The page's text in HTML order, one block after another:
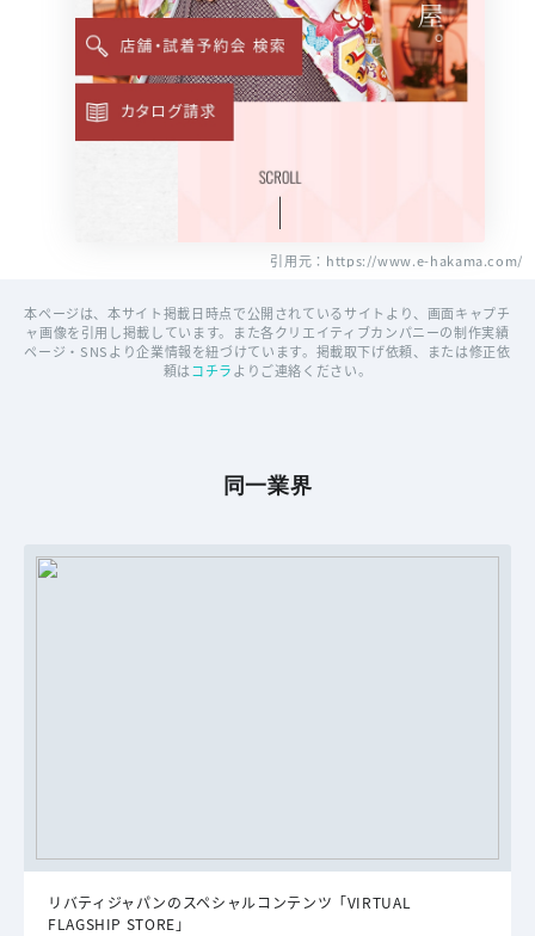
引用元：https://www.e-hakama.com/
本ページは、本サイト掲載日時点で公開されているサイトより、画面キャプチ
ャ画像を引用し掲載しています。また各クリエイティブカンパニーの制作実績
ページ・SNSより企業情報を紐づけています。掲載取下げ依頼、または修正依
頼はコチラよりご連絡ください。
同一業界
リバティジャパンのスペシャルコンテンツ「VIRTUAL
FLAGSHIP STORE」